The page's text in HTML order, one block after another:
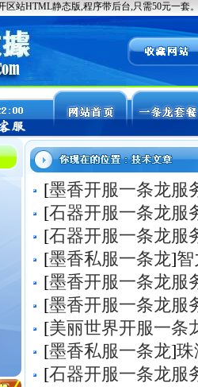
[墨香开服一条龙服
[石器开服一条龙服
[石器开服一条龙服
[墨香私服一条龙]
[墨香开服一条龙服
[墨香开服一条龙服
[美丽世界开服一条
[墨香私服一条龙]珠
[石器开服一条龙服